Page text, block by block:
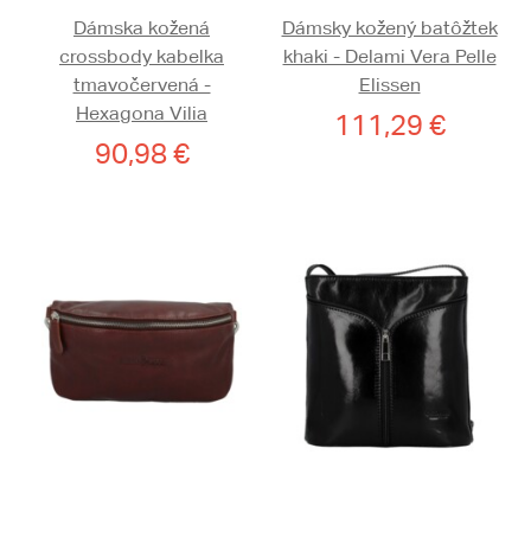
Dámska kožená
crossbody kabelka
tmavočervená -
Hexagona Vilia
90,98 €
Dámsky kožený batôžtek
khaki - Delami Vera Pelle
Elissen
111,29 €